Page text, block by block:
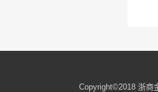
Copyright©2018 浙商